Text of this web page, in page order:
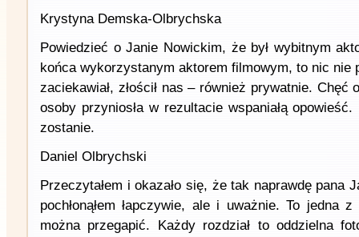
Krystyna Demska-Olbrychska
Powiedzieć o Janie Nowickim, że był wybitnym
końca wykorzystanym aktorem filmowym, to nic nie
zaciekawiał, złościł nas – również prywatnie. Chęć
osoby przyniosła w rezultacie wspaniałą
zostanie.
Daniel Olbrychski
Przeczytałem i okazało się, że tak naprawdę pana
pochłonąłem łapczywie, ale i uważnie. To jedna
można przegapić. Każdy rozdział to oddzielna